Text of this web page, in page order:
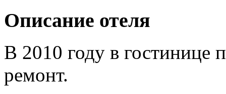
Описание отеля
В 2010 году в гостинице
ремонт.